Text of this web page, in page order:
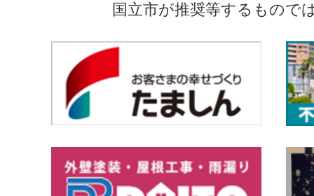
国立市が推奨等するもので